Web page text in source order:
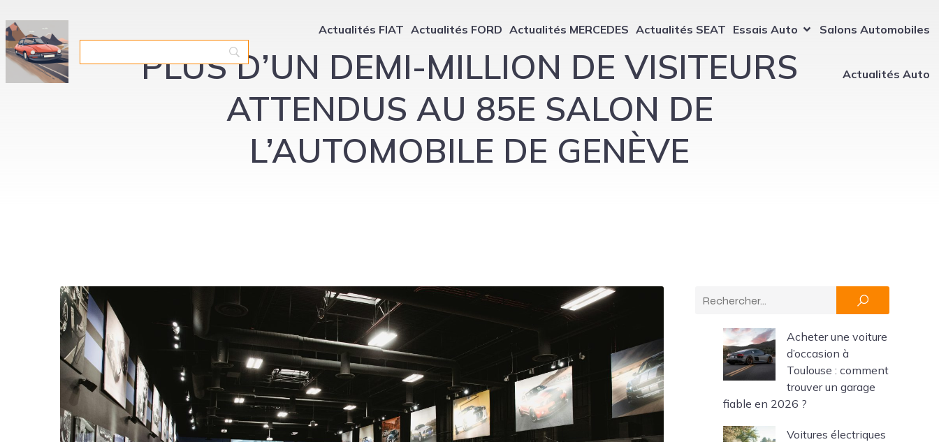
Actualités FIAT Actualités FORD Actualités MERCEDES Actualités SEAT Essais Auto Salons Automobiles
Actualités Auto
PLUS D’UN DEMI-MILLION DE VISITEURS
ATTENDUS AU 85E SALON DE
L’AUTOMOBILE DE GENÈVE
Acheter une voiture
d’occasion à
Toulouse : comment
trouver un garage
fiable en 2026 ?
Voitures électriques